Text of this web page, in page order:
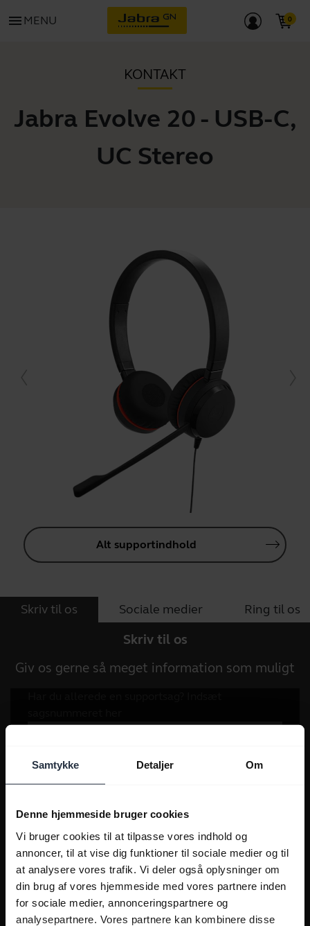
Samtykke Detaljer Om
Denne hjemmeside bruger cookies
Vi bruger cookies til at tilpasse vores indhold og
annoncer, til at vise dig funktioner til sociale medier og til
at analysere vores trafik. Vi deler også oplysninger om
din brug af vores hjemmeside med vores partnere inden
for sociale medier, annonceringspartnere og
analysepartnere. Vores partnere kan kombinere disse
menu MENU
KONTAKT
Jabra Evolve 20 - USB-C,
UC Stereo
Alt supportindhold
Skriv til os Sociale medier Ring til os
Skriv til os
Giv os gerne så meget information som muligt